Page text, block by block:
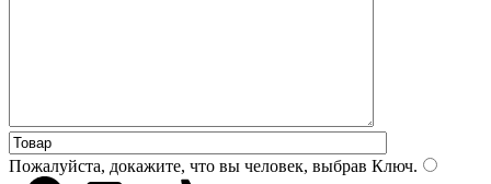
Пожалуйста, докажите, что вы человек, выбрав Ключ.